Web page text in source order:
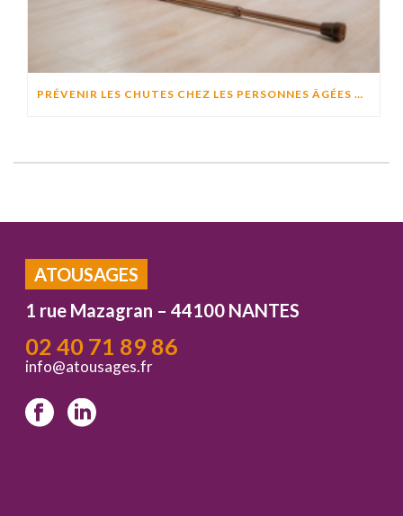
PRÉVENIR LES CHUTES CHEZ LES PERSONNES ÂGÉES À DOMICILE : CAUSES, RISQUES ET SOLUTIONS EFFICACES
ATOUSAGES
1 rue Mazagran – 44100 NANTES
02 40 71 89 86
info@atousages.fr